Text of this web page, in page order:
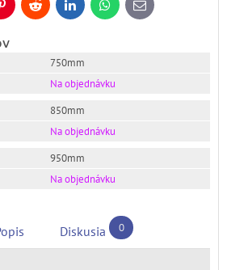
PinterestReddit LinkedInWhatsApp
E-
mail
750mm
Na objednávku
850mm
Na objednávku
950mm
Na objednávku
Diskusia 0